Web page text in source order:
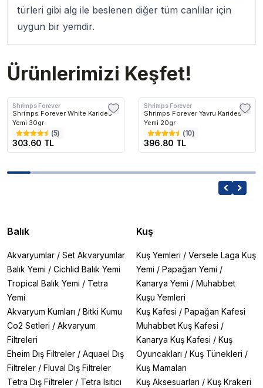
türleri gibi alg ile beslenen diğer tüm canlılar için
uygun bir yemdir.
Ürünlerimizi Keşfet!
Shrimps Forever
Shrimps Forever White Karides
Yemi 30gr
(5)
303.60 TL
Shrimps Forever
Shrimps Forever Yavru Karides
Yemi 20gr
(10)
396.80 TL
Balık
Akvaryumlar / Set Akvaryumlar
Balık Yemi / Cichlid Balık Yemi
Tropical Balık Yemi / Tetra
Yemi
Akvaryum Kumları / Bitki Kumu
Co2 Setleri / Akvaryum
Filtreleri
Eheim Dış Filtreler / Aquael Dış
Filtreler / Fluval Dış Filtreler
Tetra Dış Filtreler / Tetra Isıtıcı
Kuş
Kuş Yemleri / Versele Laga Kuş
Yemi / Papağan Yemi /
Kanarya Yemi / Muhabbet
Kuşu Yemleri
Kuş Kafesi / Papağan Kafesi
Muhabbet Kuş Kafesi /
Kanarya Kuş Kafesi / Kuş
Oyuncakları / Kuş Tünekleri /
Kuş Mamaları
Kuş Aksesuarları / Kuş Krakeri